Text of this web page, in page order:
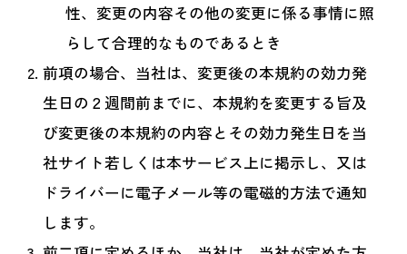
性、変更の内容その他の変更に係る事情に照
らして合理的なものであるとき
前項の場合、当社は、変更後の本規約の効力発
生日の２週間前までに、本規約を変更する旨及
び変更後の本規約の内容とその効力発生日を当
社サイト若しくは本サービス上に掲示し、又は
ドライバーに電子メール等の電磁的方法で通知
します。